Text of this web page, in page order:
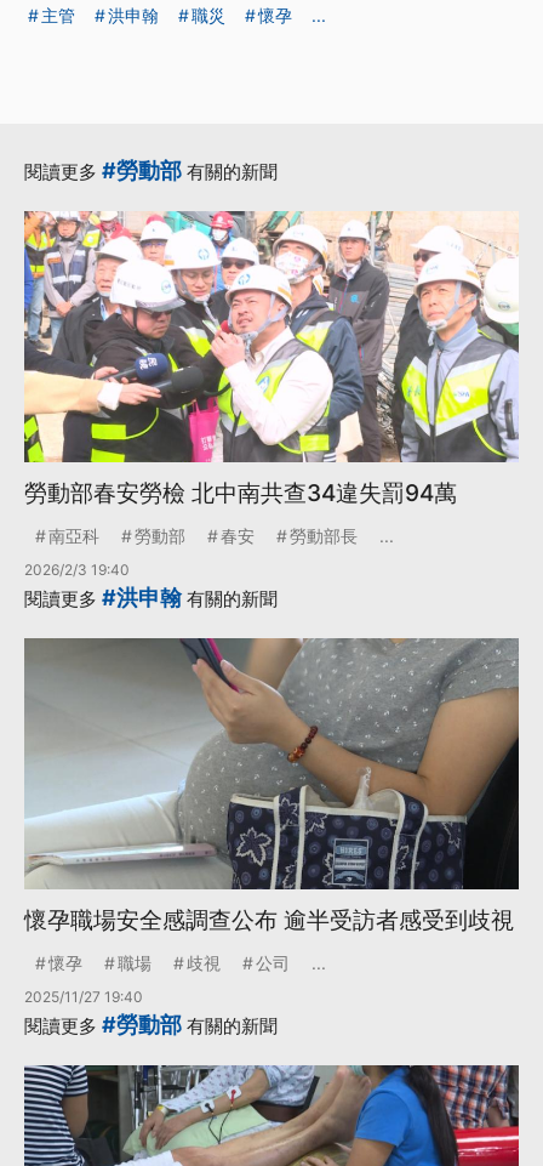
主管
洪申翰 職災 懷孕 ...
閱讀更多 #勞動部 有關的新聞
勞動部春安勞檢 北中南共查34違失罰94萬
南亞科 勞動部 春安 勞動部長 ...
2026/2/3 19:40
閱讀更多 #洪申翰有關的新聞
懷孕職場安全感調查公布 逾半受訪者感受到歧視
懷孕 職場 歧視 公司 ...
2025/11/27 19:40
閱讀更多 #勞動部 有關的新聞